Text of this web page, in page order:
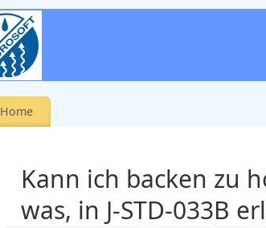
Home
Kann ich backen zu
was, in J-STD-033B